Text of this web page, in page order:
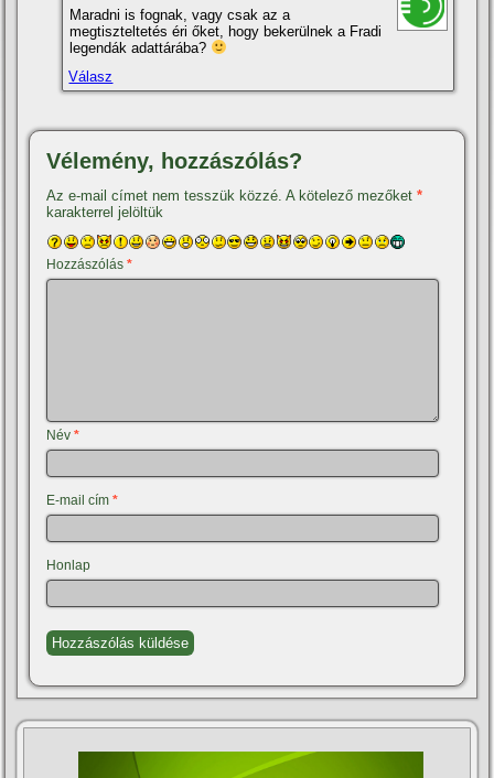
Maradni is fognak, vagy csak az a
megtiszteltetés éri őket, hogy bekerülnek a Fradi
legendák adattárába?
Válasz
Vélemény, hozzászólás?
Az e-mail címet nem tesszük közzé. A kötelező mezőket*
karakterrel jelöltük
Hozzászólás*
Név*
E-mail cím*
Honlap